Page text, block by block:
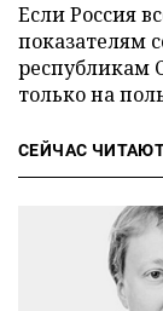
Если Россия
показателям
республикам
только на
СЕЙЧАС